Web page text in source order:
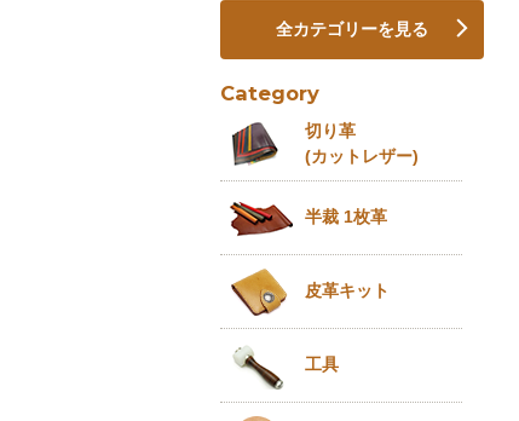
全カテゴリーを見る
Category
切り革
(カットレザー)
半裁 1枚革
皮革キット
工具